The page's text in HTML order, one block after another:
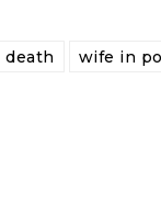
death wife in